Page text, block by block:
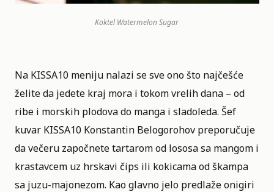
Koktel Watermelon Sugar
Na KISSA10 meniju nalazi se sve ono što najčešće
želite da jedete kraj mora i tokom vrelih dana – od
ribe i morskih plodova do manga i sladoleda. Šef
kuvar KISSA10 Konstantin Belogorohov preporučuje
da večeru započnete tartarom od lososa sa mangom i
krastavcem uz hrskavi čips ili kokicama od škampa
sa juzu-majonezom. Kao glavno jelo predlaže onigiri